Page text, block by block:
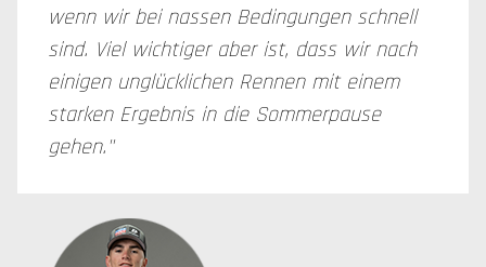
wenn wir bei nassen Bedingungen schnell
sind. Viel wichtiger aber ist, dass wir nach
einigen unglücklichen Rennen mit einem
starken Ergebnis in die Sommerpause
gehen."